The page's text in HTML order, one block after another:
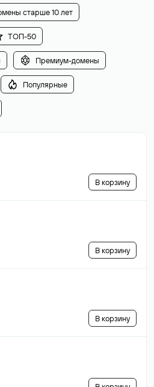
старше 10 лет
ТОП-50
Премиум-домены
Популярные
В корзину
В корзину
В корзину